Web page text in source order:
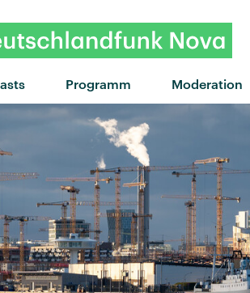
Programm Moderation
"Hit the Wall" von Gracie